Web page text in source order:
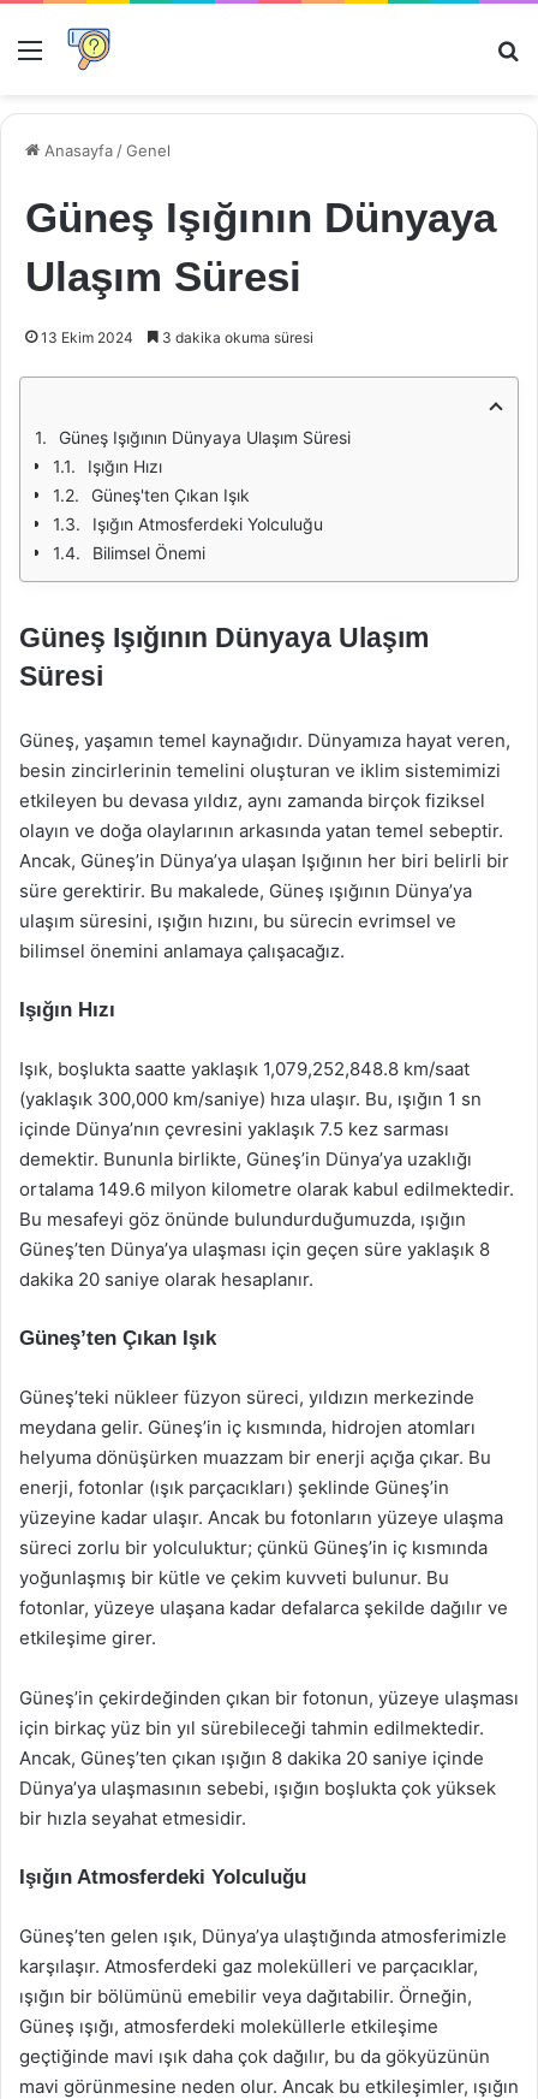
Menü
Anasayfa /Genel
Güneş Işığının Dünyaya
Ulaşım Süresi
13 Ekim 2024 3 dakika okuma süresi
Güneş Işığının Dünyaya Ulaşım Süresi
Işığın Hızı
Güneş'ten Çıkan Işık
Işığın Atmosferdeki Yolculuğu
Bilimsel Önemi
Güneş Işığının Dünyaya Ulaşım
Süresi
Güneş, yaşamın temel kaynağıdır. Dünyamıza hayat veren,
besin zincirlerinin temelini oluşturan ve iklim sistemimizi
etkileyen bu devasa yıldız, aynı zamanda birçok fiziksel
olayın ve doğa olaylarının arkasında yatan temel sebeptir.
Ancak, Güneş’in Dünya’ya ulaşan Işığının her biri belirli bir
süre gerektirir. Bu makalede, Güneş ışığının Dünya’ya
ulaşım süresini, ışığın hızını, bu sürecin evrimsel ve
bilimsel önemini anlamaya çalışacağız.
Işığın Hızı
Işık, boşlukta saatte yaklaşık 1,079,252,848.8 km/saat
(yaklaşık 300,000 km/saniye) hıza ulaşır. Bu, ışığın 1 sn
içinde Dünya’nın çevresini yaklaşık 7.5 kez sarması
demektir. Bununla birlikte, Güneş’in Dünya’ya uzaklığı
ortalama 149.6 milyon kilometre olarak kabul edilmektedir.
Bu mesafeyi göz önünde bulundurduğumuzda, ışığın
Güneş’ten Dünya’ya ulaşması için geçen süre yaklaşık 8
dakika 20 saniye olarak hesaplanır.
Güneş’ten Çıkan Işık
Güneş’teki nükleer füzyon süreci, yıldızın merkezinde
meydana gelir. Güneş’in iç kısmında, hidrojen atomları
helyuma dönüşürken muazzam bir enerji açığa çıkar. Bu
enerji, fotonlar (ışık parçacıkları) şeklinde Güneş’in
yüzeyine kadar ulaşır. Ancak bu fotonların yüzeye ulaşma
süreci zorlu bir yolculuktur; çünkü Güneş’in iç kısmında
yoğunlaşmış bir kütle ve çekim kuvveti bulunur. Bu
fotonlar, yüzeye ulaşana kadar defalarca şekilde dağılır ve
etkileşime girer.
Güneş’in çekirdeğinden çıkan bir fotonun, yüzeye ulaşması
için birkaç yüz bin yıl sürebileceği tahmin edilmektedir.
Ancak, Güneş’ten çıkan ışığın 8 dakika 20 saniye içinde
Dünya’ya ulaşmasının sebebi, ışığın boşlukta çok yüksek
bir hızla seyahat etmesidir.
Işığın Atmosferdeki Yolculuğu
Güneş’ten gelen ışık, Dünya’ya ulaştığında atmosferimizle
karşılaşır. Atmosferdeki gaz molekülleri ve parçacıklar,
ışığın bir bölümünü emebilir veya dağıtabilir. Örneğin,
Güneş ışığı, atmosferdeki moleküllerle etkileşime
geçtiğinde mavi ışık daha çok dağılır, bu da gökyüzünün
mavi görünmesine neden olur. Ancak bu etkileşimler, ışığın